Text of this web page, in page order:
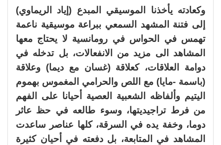
وكعادته يأخذنا الموسيقي المبدع (إياد الريماوي)
إلى فتنة المشهد السمعي ببراعة موسيقية ناعمة
تهمس في الحواس في رومانسية لا يحتاج معها
المشاهد الى مزيد من الانفعالات، بل تدخله في
دوامة العلاقات، كعلاقة (غسان مع ديما) وعلاقة
(باسمة -مايا) مع اللص والحرامي المغموس بهموم
اليتيم وألفاظه الشعبية العصية أحيانا على الفهم
من فرط تراجيديتها، وسوء طالعه في حظ عاثر
دوما، وخفة يده في السرقة، كلها عناصر ساعدت
المشاهد في المتابعة، بل دفعته في أحيان كثيرة